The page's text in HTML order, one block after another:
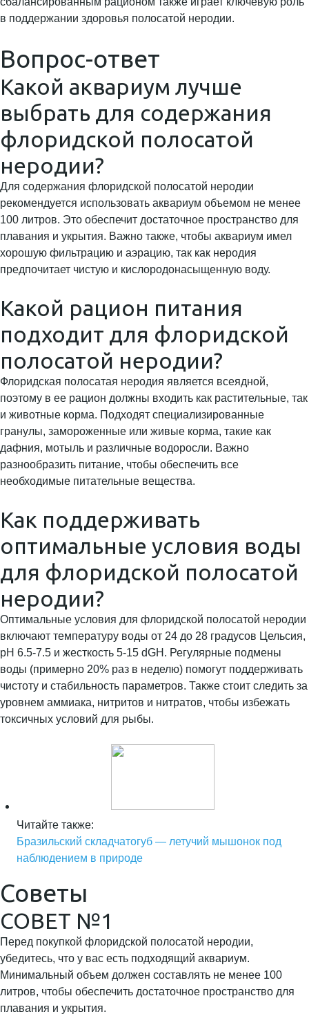
в поддержании здоровья полосатой неродии.
Вопрос-ответ
Какой аквариум лучше
выбрать для содержания
флоридской полосатой
неродии?
Для содержания флоридской полосатой неродии
рекомендуется использовать аквариум объемом не менее
100 литров. Это обеспечит достаточное пространство для
плавания и укрытия. Важно также, чтобы аквариум имел
хорошую фильтрацию и аэрацию, так как неродия
предпочитает чистую и кислородонасыщенную воду.
Какой рацион питания
подходит для флоридской
полосатой неродии?
Флоридская полосатая неродия является всеядной,
поэтому в ее рацион должны входить как растительные, так
и животные корма. Подходят специализированные
гранулы, замороженные или живые корма, такие как
дафния, мотыль и различные водоросли. Важно
разнообразить питание, чтобы обеспечить все
необходимые питательные вещества.
Как поддерживать
оптимальные условия воды
для флоридской полосатой
неродии?
Оптимальные условия для флоридской полосатой неродии
включают температуру воды от 24 до 28 градусов Цельсия,
pH 6.5-7.5 и жесткость 5-15 dGH. Регулярные подмены
воды (примерно 20% раз в неделю) помогут поддерживать
чистоту и стабильность параметров. Также стоит следить за
уровнем аммиака, нитритов и нитратов, чтобы избежать
токсичных условий для рыбы.
Читайте также:
Бразильский складчатогуб — летучий мышонок под
наблюдением в природе
Советы
СОВЕТ №1
Перед покупкой флоридской полосатой неродии,
убедитесь, что у вас есть подходящий аквариум.
Минимальный объем должен составлять не менее 100
литров, чтобы обеспечить достаточное пространство для
плавания и укрытия.